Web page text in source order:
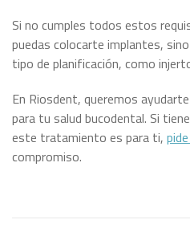
Si no cumples todos estos
puedas colocarte implantes,
tipo de planificación, como
En Riosdent, queremos
para tu salud bucodental. Si
este tratamiento es para ti,
compromiso.